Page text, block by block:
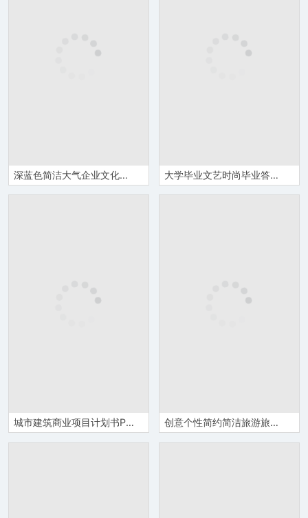
深蓝色简洁大气企业文化管理活动理念宣传员工培训PPT模板 大学毕业文艺时尚毕业答辩PPT模板
城市建筑商业项目计划书PPT模板 创意个性简约简洁旅游旅行纪念相册PPT模板